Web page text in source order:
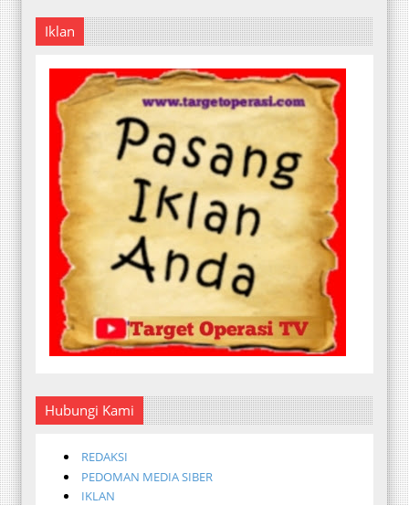
Iklan
Hubungi Kami
REDAKSI
PEDOMAN MEDIA SIBER
IKLAN